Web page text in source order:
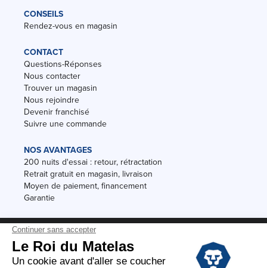
CONSEILS
Rendez-vous en magasin
CONTACT
Questions-Réponses
Nous contacter
Trouver un magasin
Nous rejoindre
Devenir franchisé
Suivre une commande
NOS AVANTAGES
200 nuits d'essai : retour, rétractation
Retrait gratuit en magasin, livraison
Moyen de paiement, financement
Garantie
Conditions des offres
Black Friday
Destockage